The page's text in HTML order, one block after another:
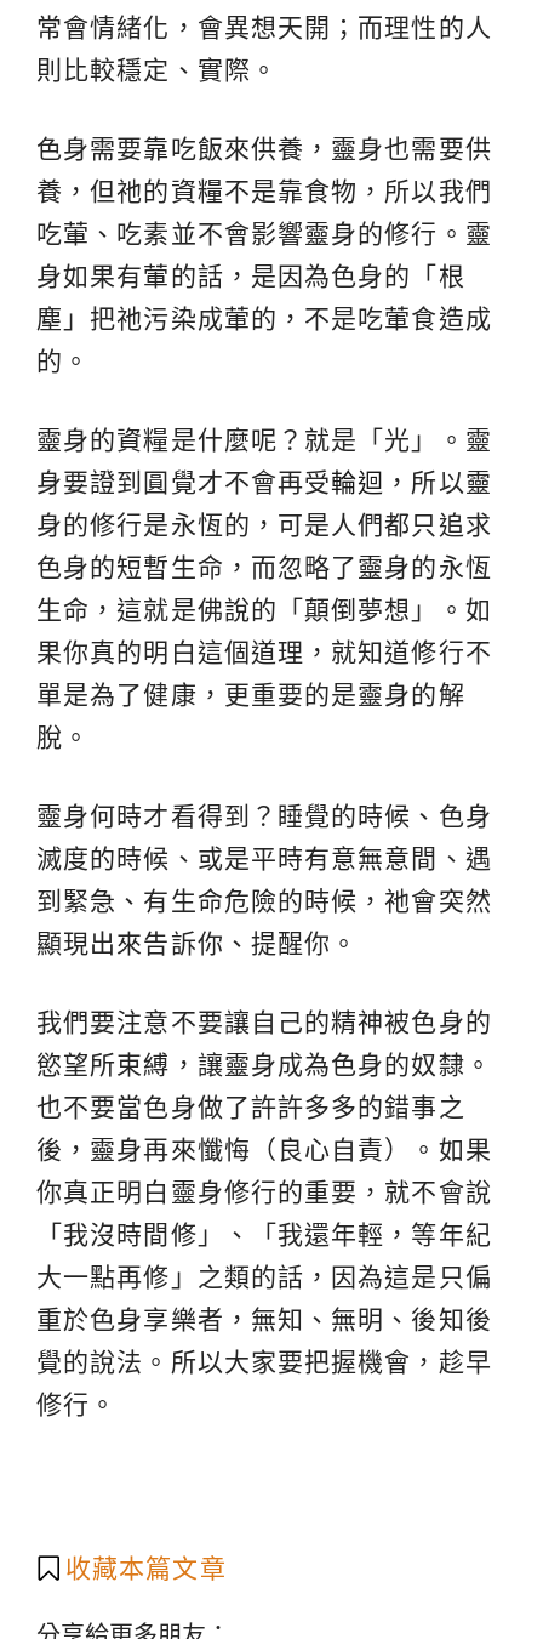
常會情緒化，會異想天開；而理性的人
則比較穩定、實際。
色身需要靠吃飯來供養，靈身也需要供
養，但祂的資糧不是靠食物，所以我們
吃葷、吃素並不會影響靈身的修行。靈
身如果有葷的話，是因為色身的「根
塵」把祂污染成葷的，不是吃葷食造成
的。
靈身的資糧是什麼呢？就是「光」。靈
身要證到圓覺才不會再受輪迴 ，所以靈
身的修行是永恆的，可是人們都只追求
色身的短暫生命，而忽略了靈身的永恆
生命，這就是佛說的「顛倒夢想」。如
果你真的明白這個道理，就知道修行不
單是為了健康，更重要的是靈身的解
脫。
靈身何時才看得到？睡覺的時候、色身
滅度的時候、或是平時有意無意間、遇
到緊急、有生命危險的時候，祂會突然
顯現出來告訴你、提醒你。
我們要注意不要讓自己的精神被色身的
慾望所束縛，讓靈身成為色身的奴隸。
也不要當色身做了許許多多的錯事之
後，靈身再來懺悔（良心自責）。如果
你真正明白靈身修行的重要，就不會說
「我沒時間修」、「我還年輕，等年紀
大一點再修」之類的話，因為這是只偏
重於色身享樂者，無知、無明、後知後
覺的說法。所以大家要把握機會，趁早
修行。
收藏本篇文章